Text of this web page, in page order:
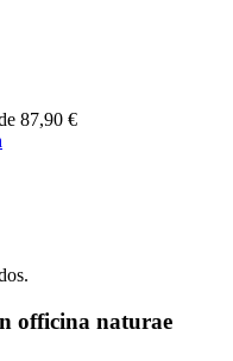
87,90 €
officina naturae